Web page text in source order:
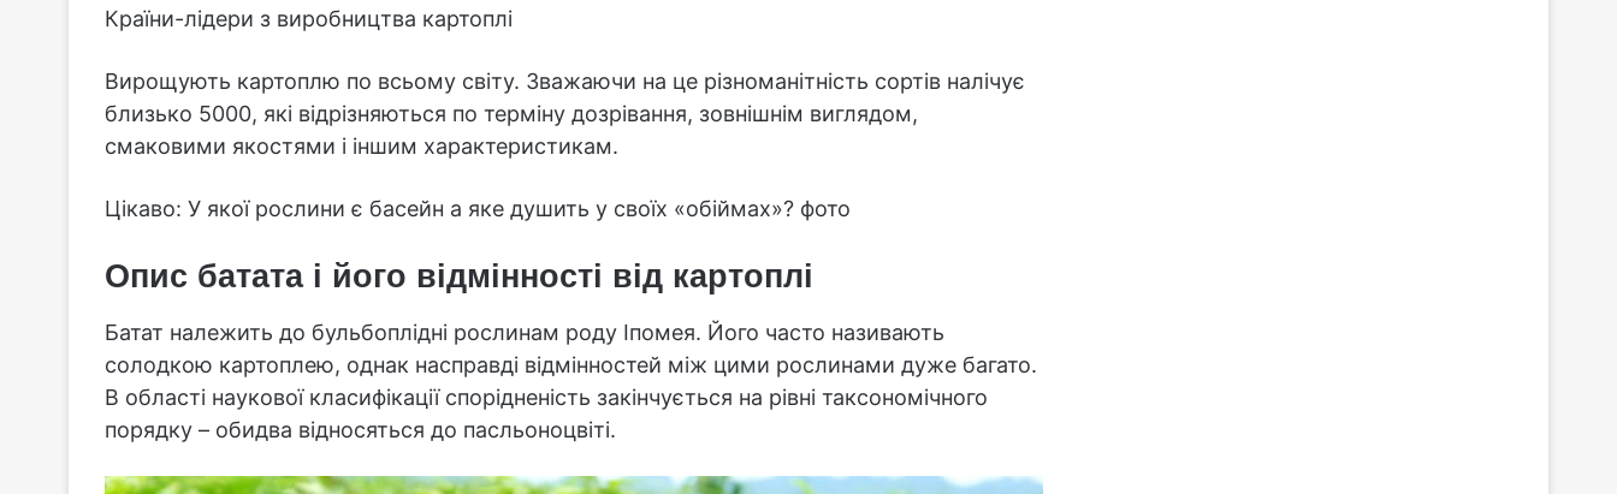
Країни-лідери з виробництва картоплі
Вирощують картоплю по всьому світу. Зважаючи на це різноманітність сортів налічує
близько 5000, які відрізняються по терміну дозрівання, зовнішнім виглядом,
смаковими якостями і іншим характеристикам.
Цікаво: У якої рослини є басейн а яке душить у своїх «обіймах»? фото
Опис батата і його відмінності від картоплі
Батат належить до бульбоплідні рослинам роду Іпомея. Його часто називають
солодкою картоплею, однак насправді відмінностей між цими рослинами дуже багато.
В області наукової класифікації спорідненість закінчується на рівні таксономічного
порядку – обидва відносяться до пасльоноцвіті.